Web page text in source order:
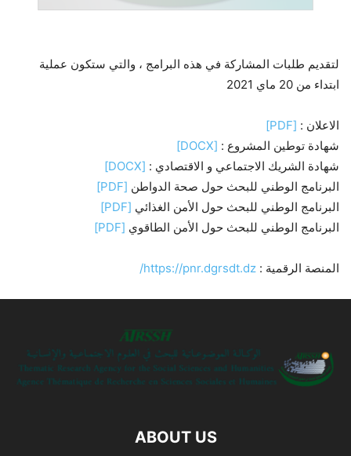
لتقديم طلبات المشاركة في هذه البرامج ، والتي ستكون عملية
ابتداء من 20 ماي 2021
الاعلان : [PDF]
شهادة توطين المشروع : [DOCX]
شهادة الشريك الاجتماعي و الاقتصادي : [DOCX]
البرنامج الوطني للبحث حول صحة الدواطن [PDF]
البرنامج الوطني للبحث حول الأمن الغذائي [PDF]
البرنامج الوطني للبحث حول الأمن الطاقوي [PDF]
المنصة الرقمية : https://pnr.dgrsdt.dz/
ABOUT US